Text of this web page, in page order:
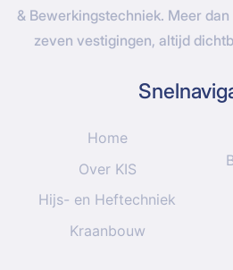
& Bewerkingstechniek. Meer
zeven vestigingen, altijd
Home
Over KIS
Hijs- en Heftechniek
Kraanbouw